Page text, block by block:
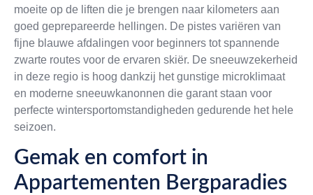
moeite op de liften die je brengen naar kilometers aan
goed geprepareerde hellingen. De pistes variëren van
fijne blauwe afdalingen voor beginners tot spannende
zwarte routes voor de ervaren skiër. De sneeuwzekerheid
in deze regio is hoog dankzij het gunstige microklimaat
en moderne sneeuwkanonnen die garant staan voor
perfecte wintersportomstandigheden gedurende het hele
seizoen.
Gemak en comfort in
Appartementen Bergparadies